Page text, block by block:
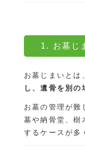
1. お墓じ
お墓じまいとは
し、遺骨を別の
お墓の管理が難
墓や納骨堂、樹
するケースが多